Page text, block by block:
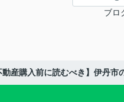
ブロ
動産購入前に読むべき】伊丹市